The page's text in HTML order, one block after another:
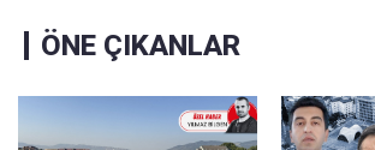
ÖNE ÇIKANLAR